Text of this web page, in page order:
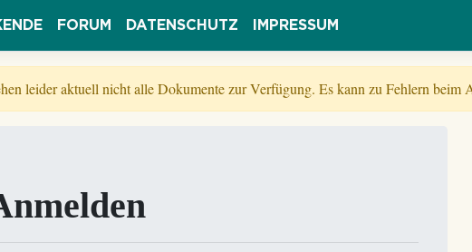
FORUM DATENSCHUTZ IMPRESSUM
leider aktuell nicht alle Dokumente zur Verfügung. Es kann zu Fehlern beim